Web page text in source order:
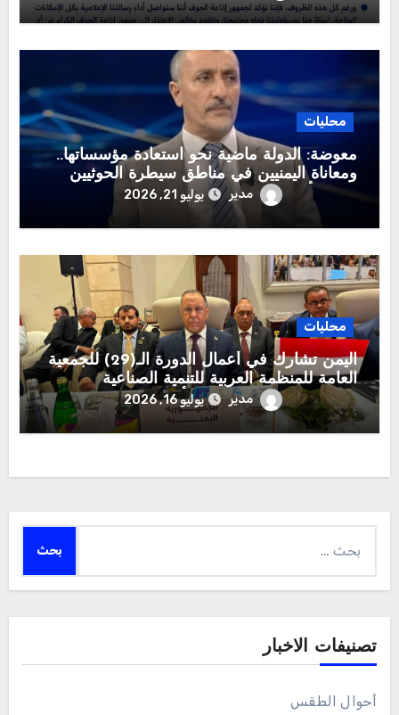
محليات
معوضة: الدولة ماضية نحو استعادة مؤسساتها..
ومعاناة اليمنيين في مناطق سيطرة الحوثيين
تتصدر أولويات القيادة الشرعية
مدير يوليو 21, 2026
محليات
اليمن تشارك في أعمال الدورة الـ(29) للجمعية
العامة للمنظمة العربية للتنمية الصناعية
والتقييس والتعدين بوفد يرأسه وزير الصناعة
والتجارة
مدير يوليو 16, 2026
عن:
تصنيفات الاخبار
أحوال الطقس